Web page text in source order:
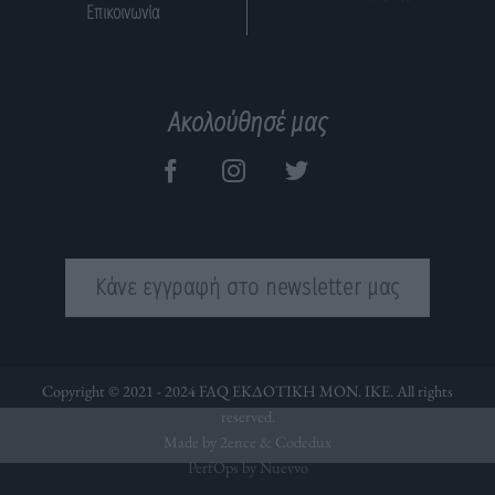
Επικοινωνία
Ακολούθησέ μας
Κάνε εγγραφή στο newsletter μας
Copyright © 2021 - 2024 FAQ ΕΚΔΟΤΙΚΗ ΜΟΝ. ΙΚΕ. All rights
reserved.
Made by 2ence & Codedux
PerfOps by Nuevvo